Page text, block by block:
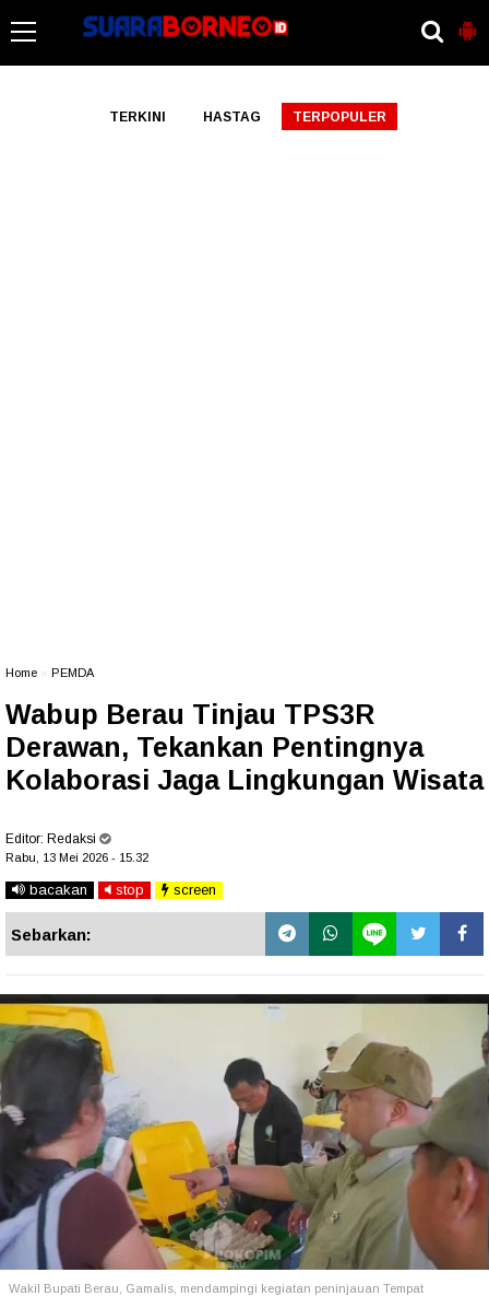
TERKINI HASTAG TERPOPULER
Home PEMDA
Wabup Berau Tinjau TPS3R
Derawan, Tekankan Pentingnya
Kolaborasi Jaga Lingkungan Wisata
Editor: Redaksi
Rabu, 13 Mei 2026 - 15.32
bacakan stop screen
Sebarkan:
Wakil Bupati Berau, Gamalis, mendampingi kegiatan peninjauan Tempat